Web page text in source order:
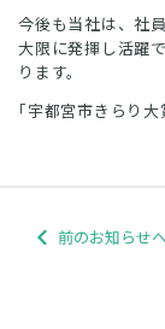
今後も当社は、社
大限に発揮し活躍
ります。
｢宇都宮市きらり
前のお知らせ